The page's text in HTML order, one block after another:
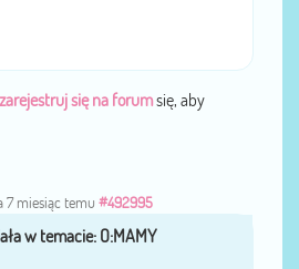
zarejestruj się na forumsię, aby
7 miesiąc temu #492995
ania1985